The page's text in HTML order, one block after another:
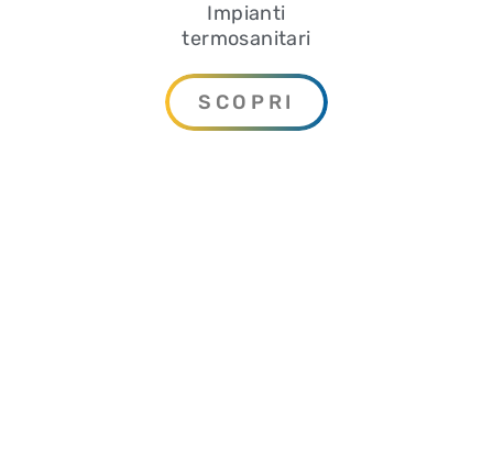
Impianti
termosanitari
SCOPRI